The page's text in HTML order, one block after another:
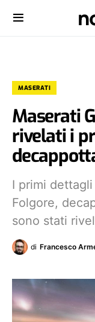
MASERATI
Maserati
rivelati i
I primi
Folgore,
sono stati
di Francesco